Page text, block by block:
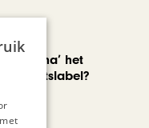
in China’ het
kwaliteitslabel?